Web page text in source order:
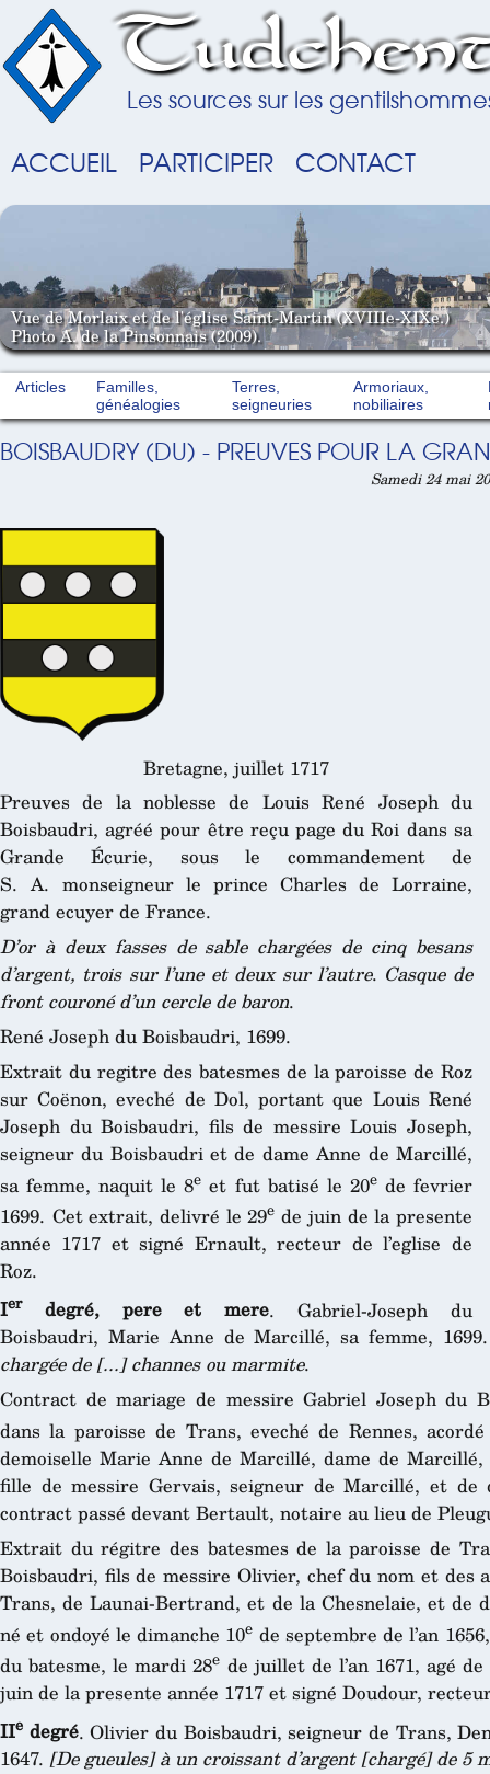
Les sources sur les
ACCUEIL PARTICIPER CONTACT
Vue de Morlaix et de l'église Saint-Martin (XVIIIe-XIXe.)
Photo A. de la Pinsonnais (2009).
Articles
Familles,
généalogies
Terres,
seigneuries
Armoriaux,
nobiliaires
BOISBAUDRY (DU) - PREUVES POUR LA
Samedi 24 mai
Bretagne, juillet 1717
Preuves de la noblesse de Louis René Joseph du
Boisbaudri, agréé pour être reçu page du Roi dans sa
Grande Écurie, sous le commandement de
S. A. monseigneur le prince Charles de Lorraine,
grand ecuyer de France.
D’or à deux fasses de sable chargées de cinq besans
d’argent, trois sur l’une et deux sur l’autre. Casque de
front couroné d’un cercle de baron.
René Joseph du Boisbaudri, 1699.
Extrait du regitre des batesmes de la paroisse de Roz
sur Coënon, eveché de Dol, portant que Louis René
Joseph du Boisbaudri, fils de messire Louis Joseph,
seigneur du Boisbaudri et de dame Anne de Marcillé,
sa femme, naquit le 8e et fut batisé le 20ede fevrier
1699. Cet extrait, delivré le 29e de juin de la presente
année 1717 et signé Ernault, recteur de l’eglise de
Roz.
Ierdegré, pere et mere. Gabriel-Joseph du
Boisbaudri, Marie Anne de Marcillé, sa femme,
chargée de [...] channes ou marmite.
Contract de mariage de messire Gabriel Joseph du
dans la paroisse de Trans, eveché de Rennes,
demoiselle Marie Anne de Marcillé, dame de
fille de messire Gervais, seigneur de Marcillé, et de
contract passé devant Bertault, notaire au lieu de
Extrait du régitre des batesmes de la paroisse de
Boisbaudri, fils de messire Olivier, chef du nom et des
Trans, de Launai-Bertrand, et de la Chesnelaie, et de
né et ondoyé le dimanche 10e de septembre de l’an
du batesme, le mardi 28e de juillet de l’an 1671, agé
juin de la presente année 1717 et signé Doudour,
IIe degré. Olivier du Boisbaudri, seigneur de Trans,
1647. [De gueules] à un croissant d’argent [chargé] de 5